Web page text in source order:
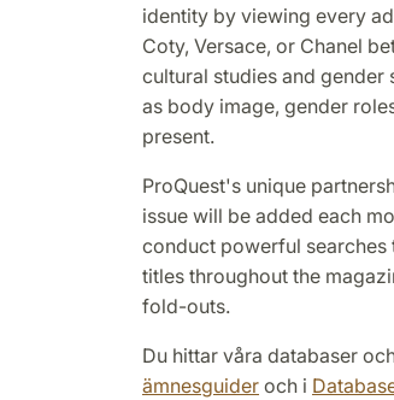
identity by viewing every
Coty, Versace, or Chanel
cultural studies and gender
as body image, gender
present.
ProQuest's unique
issue will be added each
conduct powerful searches
titles throughout the
fold-outs.
Du hittar våra databaser
ämnesguider och i